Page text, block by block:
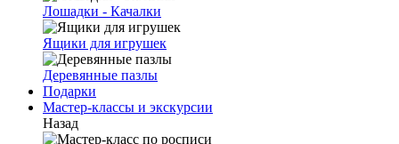
Лошадки - Качалки
Ящики для игрушек
Деревянные пазлы
Подарки
Мастер-классы и экскурсии
Назад